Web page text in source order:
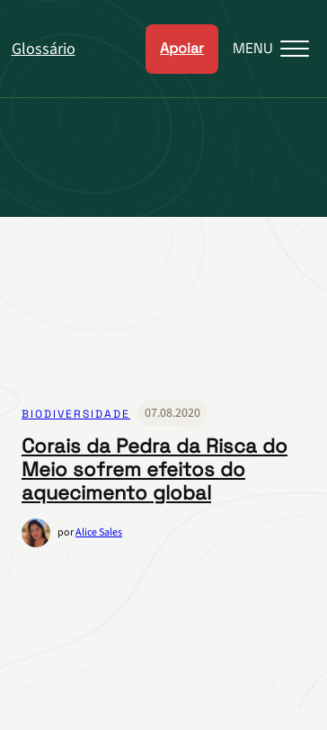
Glossário Apoiar MENU
BIODIVERSIDADE 07.08.2020
Corais da Pedra da Risca do
Meio sofrem efeitos do
aquecimento global
porAlice Sales